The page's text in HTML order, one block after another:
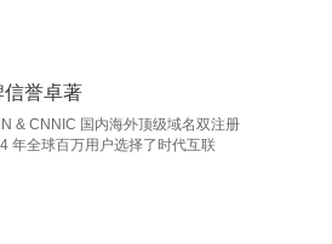
信誉卓著
& CNNIC 国内海外顶级域名双注册
年全球百万用户选择了时代互联